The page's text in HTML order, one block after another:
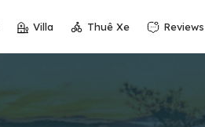
Villa Thuê Xe Reviews